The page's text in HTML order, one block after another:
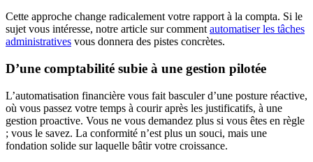
Cette approche change radicalement votre rapport à la compta. Si le
sujet vous intéresse, notre article sur comment automatiser les tâches
administratives vous donnera des pistes concrètes.
D’une comptabilité subie à une gestion pilotée
L’automatisation financière vous fait basculer d’une posture réactive,
où vous passez votre temps à courir après les justificatifs, à une
gestion proactive. Vous ne vous demandez plus si vous êtes en règle
; vous le savez. La conformité n’est plus un souci, mais une
fondation solide sur laquelle bâtir votre croissance.